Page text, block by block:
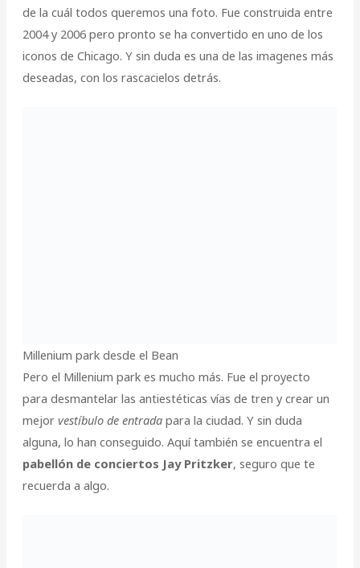
de la cuál todos queremos una foto. Fue construida entre
2004 y 2006 pero pronto se ha convertido en uno de los
iconos de Chicago. Y sin duda es una de las imagenes más
deseadas, con los rascacielos detrás.
Millenium park desde el Bean
Pero el Millenium park es mucho más. Fue el proyecto
para desmantelar las antiestéticas vías de tren y crear un
mejor vestíbulo de entradapara la ciudad. Y sin duda
alguna, lo han conseguido. Aquí también se encuentra el
pabellón de conciertos Jay Pritzker, seguro que te
recuerda a algo.